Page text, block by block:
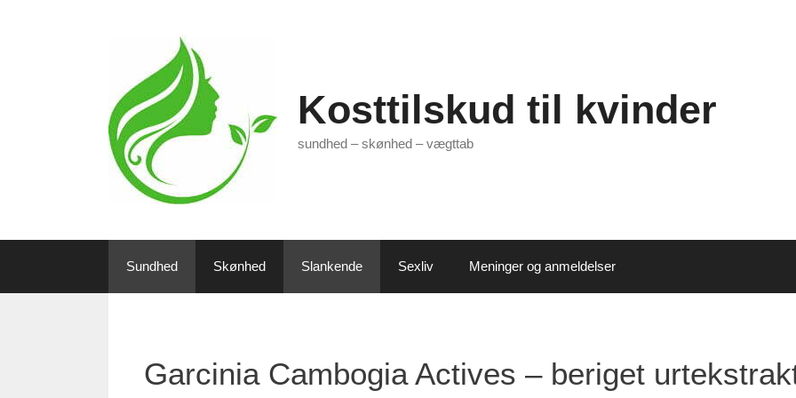
Kosttilskud til kvinder
sundhed – skønhed – vægttab
Sundhed Skønhed Slankende Sexliv Meninger og anmeldelser
Garcinia Cambogia Actives – beriget